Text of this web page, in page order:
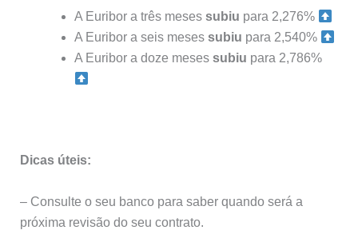
A Euribor a três meses subiu para 2,276%
A Euribor a seis meses subiu para 2,540%
A Euribor a doze meses subiu para 2,786%
Dicas úteis:
– Consulte o seu banco para saber quando será a
próxima revisão do seu contrato.